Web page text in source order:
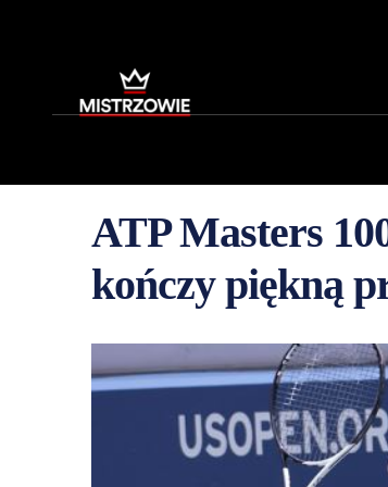
ATP Masters
kończy piękną